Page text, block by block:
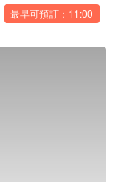
最早可預訂：11:00